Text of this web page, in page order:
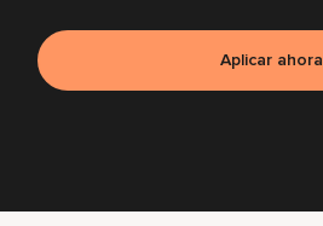
Aplicar ahora